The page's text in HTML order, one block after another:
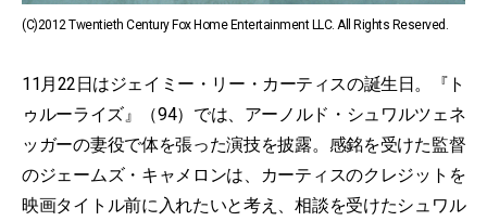
(C)2012 Twentieth Century Fox Home Entertainment LLC. All Rights Reserved.
11月22日はジェイミー・リー・カーティスの誕生日。『ト
ゥルーライズ』（94）では、アーノルド・シュワルツェネ
ッガーの妻役で体を張った演技を披露。感銘を受けた監督
のジェームズ・キャメロンは、カーティスのクレジットを
映画タイトル前に入れたいと考え、相談を受けたシュワル